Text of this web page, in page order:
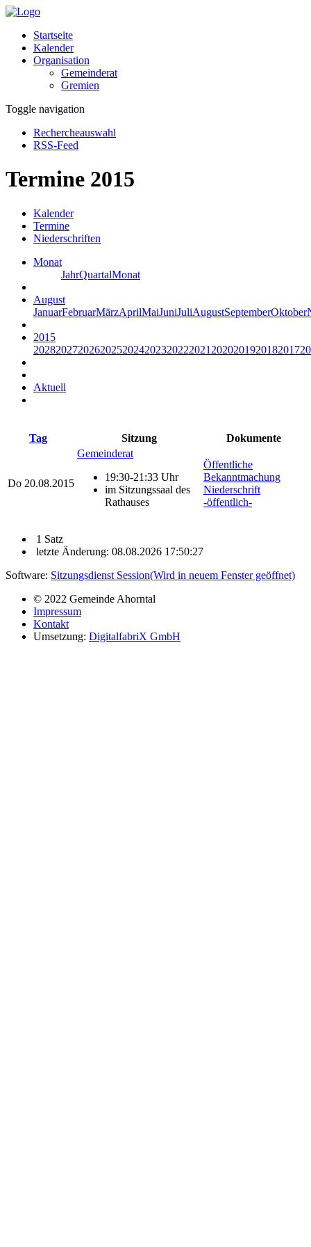
Startseite
Kalender
Organisation
Gemeinderat
Gremien
Toggle navigation
Rechercheauswahl
RSS-Feed
Termine 2015
Kalender
Termine
Niederschriften
Monat
JahrQuartalMonat
August
JanuarFebruarMärzAprilMaiJuniJuliAugustSeptemberOktober
2015
20282027202620252024202320222021 2020201920182017
Aktuell
Tag Sitzung Dokumente
Do 20.08.2015
Gemeinderat
19:30-21:33 Uhr
im Sitzungssaal des
Rathauses
Öffentliche
Bekanntmachung
Niederschrift
-öffentlich-
1 Satz
letzte Änderung: 08.08.2026 17:50:27
Software: Sitzungsdienst Session(Wird in neuem Fenster geöffnet)
© 2022 Gemeinde Ahorntal
Impressum
Kontakt
Umsetzung: DigitalfabriX GmbH